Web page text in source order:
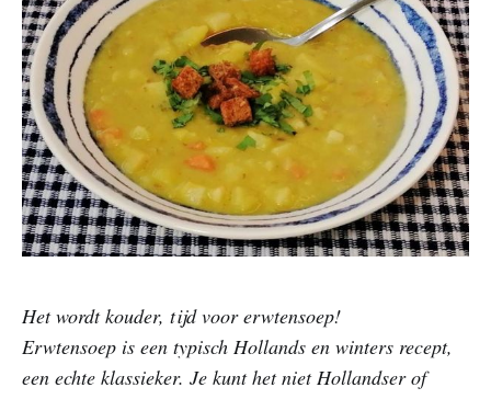
Het wordt kouder, tijd voor erwtensoep!
Erwtensoep is een typisch Hollands en winters recept,
een echte klassieker. Je kunt het niet Hollandser of